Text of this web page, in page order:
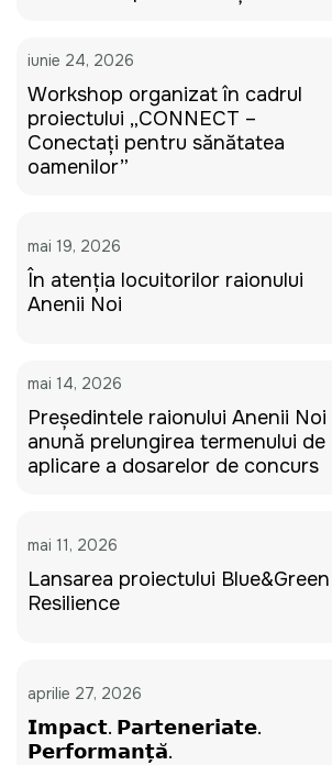
iunie 24, 2026
Workshop organizat în cadrul
proiectului „CONNECT –
Conectați pentru sănătatea
oamenilor”
mai 19, 2026
În atenția locuitorilor raionului
Anenii Noi
mai 14, 2026
Președintele raionului Anenii Noi
anunță prelungirea termenului de
aplicare a dosarelor de concurs
mai 11, 2026
Lansarea proiectului Blue&Green
Resilience
aprilie 27, 2026
𝗜𝗺𝗽𝗮𝗰𝘁. 𝗣𝗮𝗿𝘁𝗲𝗻𝗲𝗿𝗶𝗮𝘁𝗲.
𝗣𝗲𝗿𝗳𝗼𝗿𝗺𝗮𝗻𝘁̦𝗮̆.